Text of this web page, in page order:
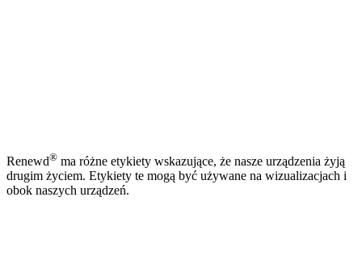
Renewd® ma różne etykiety wskazujące, że nasze urządzenia żyją
drugim życiem. Etykiety te mogą być używane na wizualizacjach i
obok naszych urządzeń.